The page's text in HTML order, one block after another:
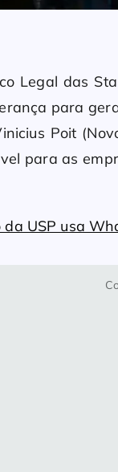
Legal das
para
Poit
para as
da USP usa